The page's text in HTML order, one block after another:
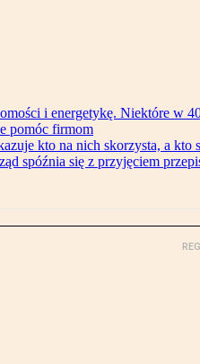
i energetykę. Niektóre w
pomóc firmom
kto na nich skorzysta, a kto
spóźnia się z przyjęciem